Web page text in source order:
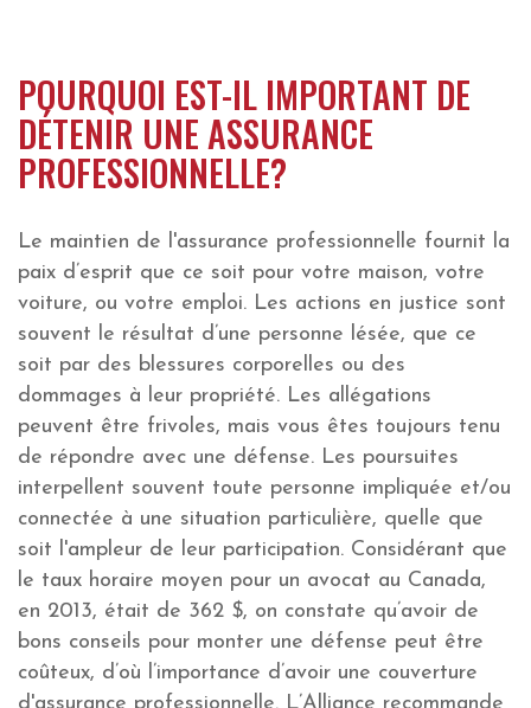
POURQUOI EST-IL IMPORTANT DE
DÉTENIR UNE ASSURANCE
PROFESSIONNELLE?
Le maintien de l'assurance professionnelle fournit la
paix d’esprit que ce soit pour votre maison, votre
voiture, ou votre emploi. Les actions en justice sont
souvent le résultat d’une personne lésée, que ce
soit par des blessures corporelles ou des
dommages à leur propriété. Les allégations
peuvent être frivoles, mais vous êtes toujours tenu
de répondre avec une défense. Les poursuites
interpellent souvent toute personne impliquée et/ou
connectée à une situation particulière, quelle que
soit l'ampleur de leur participation. Considérant que
le taux horaire moyen pour un avocat au Canada,
en 2013, était de 362 $, on constate qu’avoir de
bons conseils pour monter une défense peut être
coûteux, d’où l’importance d’avoir une couverture